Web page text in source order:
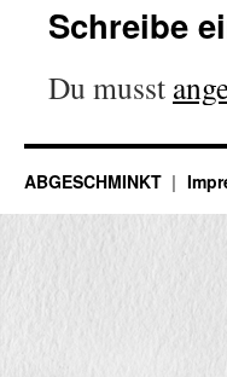
Schreibe
Du musst
ABGESCHMINKT